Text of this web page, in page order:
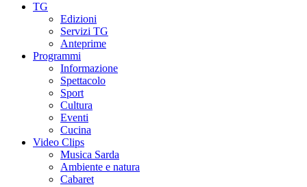
TG
Edizioni
Servizi TG
Anteprime
Programmi
Informazione
Spettacolo
Sport
Cultura
Eventi
Cucina
Video Clips
Musica Sarda
Ambiente e natura
Cabaret